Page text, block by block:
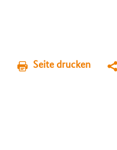
Seite drucken